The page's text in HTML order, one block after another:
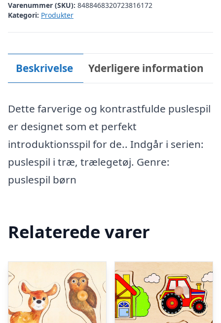
Varenummer (SKU): 8488468320723816172
Kategori: Produkter
Beskrivelse Yderligere information
Dette farverige og kontrastfulde puslespil
er designet som et perfekt
introduktionsspil for de.. Indgår i serien:
puslespil i træ, trælegetøj. Genre:
puslespil børn
Relaterede varer